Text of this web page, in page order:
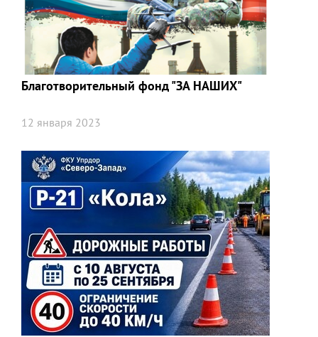
Благотворительный фонд "ЗА НАШИХ"
12 января 2023